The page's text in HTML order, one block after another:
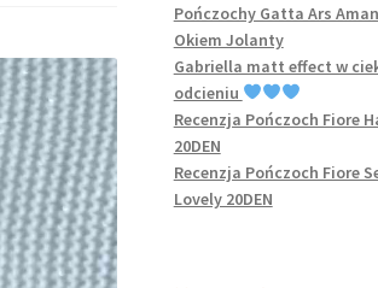
Pończochy Gatta Ars
Okiem Jolanty
Gabriella matt effect w
odcieniu
Recenzja Pończoch Fiore
20DEN
Recenzja Pończoch Fiore
Lovely 20DEN